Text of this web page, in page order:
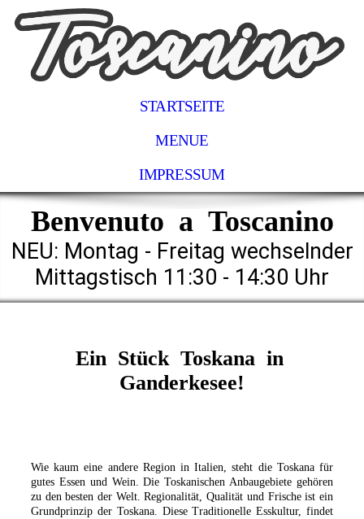
STARTSEITE
MENUE
IMPRESSUM
Benvenuto a Toscanino
NEU: Montag - Freitag wechselnder
Mittagstisch 11:30 - 14:30 Uhr
Ein Stück Toskana in
Ganderkesee!
Wie kaum eine andere Region in Italien, steht die Toskana für
gutes Essen und Wein. Die Toskanischen Anbaugebiete gehören
zu den besten der Welt. Regionalität, Qualität und Frische ist ein
Grundprinzip der Toskana. Diese Traditionelle Esskultur, findet